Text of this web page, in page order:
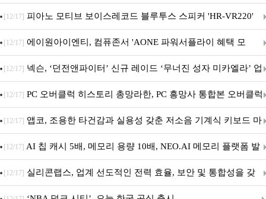
[12/17] 피아노 모티브 보이스레코드 블루투스 스피커 'HR-VR220'
출시
[12/17] 에이원아이엔티, 컴퓨존서 'AONE 파워서플라이 혜택 모
음.ZIP' 이벤트 진행
[12/17] 넥슨, ‘던전앤파이터’ 신규 레이드 ‘무너진 성자 미카엘라’ 업
데이트!
[12/17] PC 오버클럭 히스토리 총망라한, PC 흥망사 통합본 오버클럭
특집(1-4편)
[12/17] 앱코, 조용한 타건감과 실용성 갖춘 저소음 기계식 키보드 마
우스 세트 'KM580' 출시
[12/17] AI 칩 캐시 5배, 메모리 용량 10배, NEO.AI 메모리 플랫폼 발
표
[12/17] 실리콘랩스, 업계 선도적인 전력 효율, 보안 및 통합성을 갖